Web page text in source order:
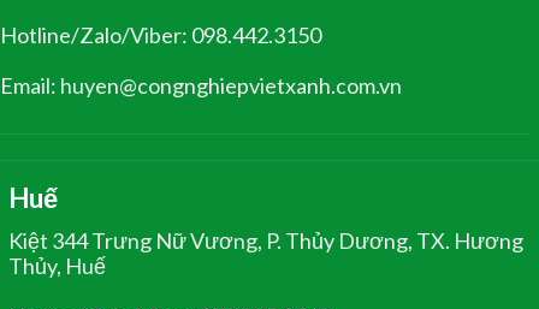
Hotline/Zalo/Viber: 098.442.3150
Email: huyen@congnghiepvietxanh.com.vn
Huế
Kiệt 344 Trưng Nữ Vương, P. Thủy Dương, TX. Hương
Thủy, Huế